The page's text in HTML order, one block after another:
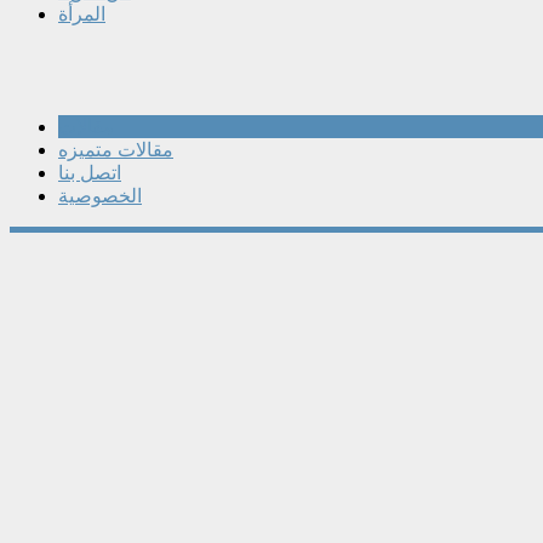
المرأة
مقالات متميزه
اتصل بنا
الخصوصية